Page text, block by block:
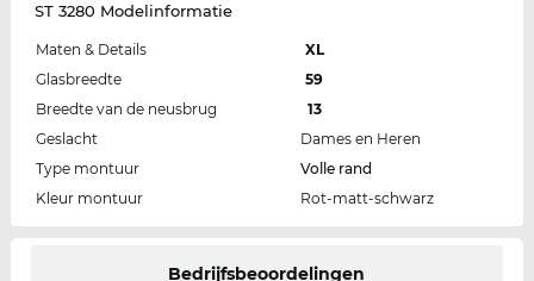
ST 3280 Modelinformatie
Maten & Details
XL
Glasbreedte
59
Breedte van de neusbrug
13
Geslacht
Dames en Heren
Type montuur
Volle rand
Kleur montuur
Rot-matt-schwarz
Bedrijfsbeoordelingen